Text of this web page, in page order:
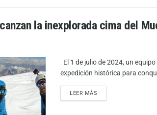
la inexplorada cima del
El 1 de julio de 2024, un
expedición histórica para
LEER MÁS